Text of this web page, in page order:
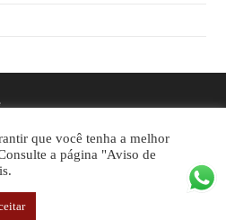
ADVOCACIA S/S
70
que você tenha a melhor
a página "Aviso de